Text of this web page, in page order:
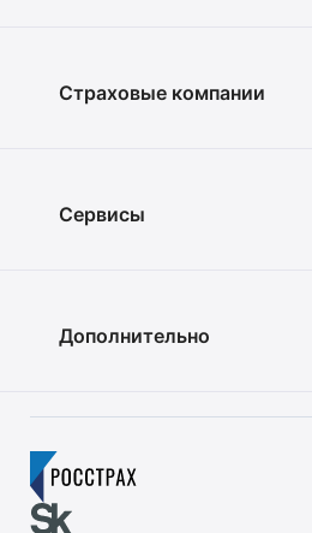
Страховые компании
Сервисы
Дополнительно